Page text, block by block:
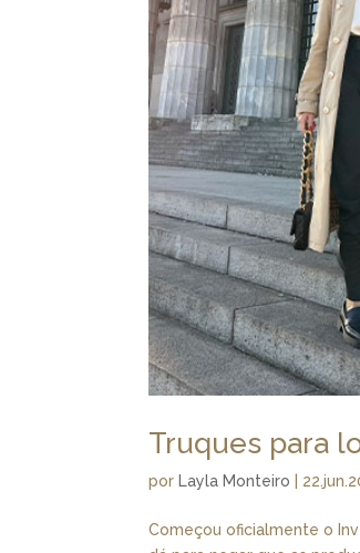
Truques para
por Layla Monteiro
Começou oficialmente o